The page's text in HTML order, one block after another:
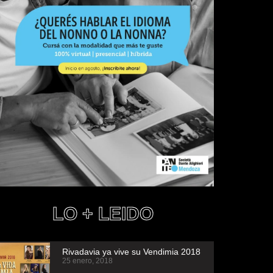
LO + LEIDO
Rivadavia ya vive su Vendimia 2018
25 enero, 2018